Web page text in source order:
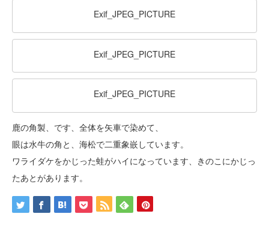
Exif_JPEG_PICTURE
Exif_JPEG_PICTURE
Exif_JPEG_PICTURE
鹿の角製、です、全体を矢車で染めて、
眼は水牛の角と、海松で二重象嵌しています。
ワライダケをかじった蛙がハイになっています、きのこにかじっ
たあとがあります。